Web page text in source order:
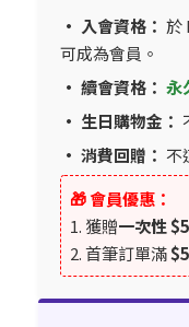
• 入會資格： 於
可成為會員。
• 續會資格： 永
• 生日購物金：
• 消費回贈： 不
🎁 會員優惠：
1. 獲贈一次性
2. 首筆訂單滿